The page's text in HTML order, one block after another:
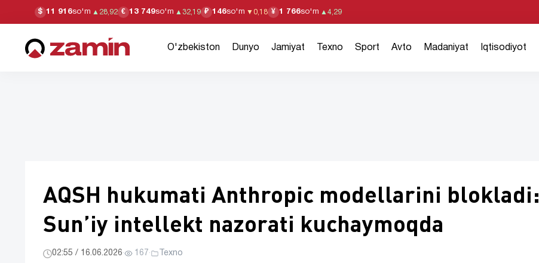
$ 11 916so'm ▲ 28,92 € 13 749so'm ▲ 32,19 ₽ 146so'm ▼ 0,18 ¥ 1 766so'm ▲ 4,29
O'zbekiston Dunyo Jamiyat Texno Sport Avto Madaniyat Iqtisodiyot
AQSH hukumati Anthropic modellarini blokladi:
Sunʼiy intellekt nazorati kuchaymoqda
02:55 / 16.06.2026· 167 · Texno